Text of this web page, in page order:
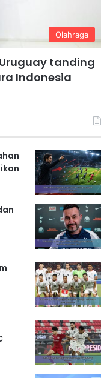
Olahraga
tanding
Indonesia